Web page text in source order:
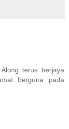
terus berjaya
berguna pada